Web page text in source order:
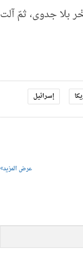
بلا جدوى، ثمّ آلت
إسرائيل
عرض المزيد